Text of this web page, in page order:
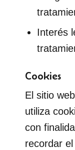
Interés
Cookies
El sitio web
utiliza
con
recordar